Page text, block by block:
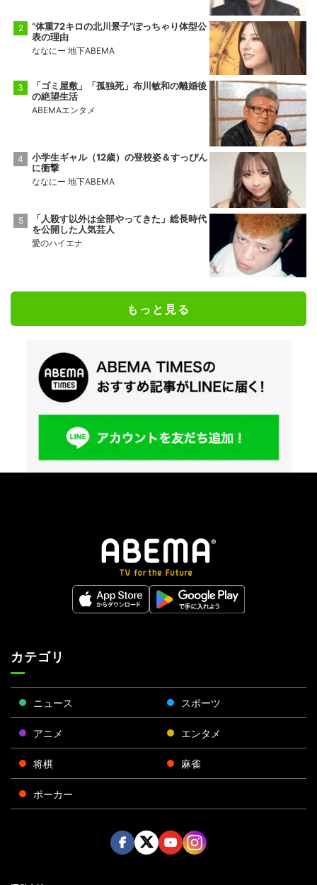
“体重72キロの北川景子”ぽっちゃり体型公
表の理由
ななにー 地下ABEMA
「ゴミ屋敷」「孤独死」布川敏和の離婚後
の絶望生活
ABEMAエンタメ
小学生ギャル（12歳）の登校姿＆すっぴん
に衝撃
ななにー 地下ABEMA
「人殺す以外は全部やってきた」総長時代
を公開した人気芸人
愛のハイエナ
もっと見る
カテゴリ
ニュース スポーツ
アニメ エンタメ
将棋 麻雀
ポーカー